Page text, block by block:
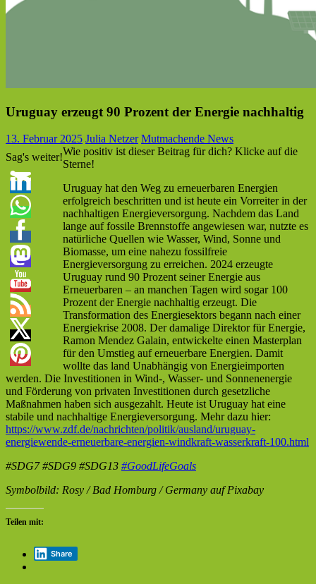
Uruguay erzeugt 90 Prozent der Energie nachhaltig
13. Februar 2025 Julia Netzer Mutmachende News
Sag's weiter!Wie positiv ist dieser Beitrag für dich? Klicke auf die
Sterne!
Uruguay hat den Weg zu erneuerbaren Energien
erfolgreich beschritten und ist heute ein Vorreiter in der
nachhaltigen Energieversorgung. Nachdem das Land
lange auf fossile Brennstoffe angewiesen war, nutzte es
natürliche Quellen wie Wasser, Wind, Sonne und
Biomasse, um eine nahezu fossilfreie
Energieversorgung zu erreichen. 2024 erzeugte
Uruguay rund 90 Prozent seiner Energie aus
Erneuerbaren – an manchen Tagen wird sogar 100
Prozent der Energie nachhaltig erzeugt. Die
Transformation des Energiesektors begann nach einer
Energiekrise 2008. Der damalige Direktor für Energie,
Ramon Mendez Galain, entwickelte einen Masterplan
für den Umstieg auf erneuerbare Energien. Damit
wollte das land Unabhängig von Energieimporten
werden. Die Investitionen in Wind-, Wasser- und Sonnenenergie
und Förderung von privaten Investitionen durch gesetzliche
Maßnahmen haben sich ausgezahlt. Heute ist Uruguay hat eine
stabile und nachhaltige Energieversorgung. Mehr dazu hier:
https://www.zdf.de/nachrichten/politik/ausland/uruguay-
energiewende-erneuerbare-energien-windkraft-wasserkraft-100.html
#SDG7 #SDG9 #SDG13 #GoodLifeGoals
Symbolbild: Rosy / Bad Homburg / Germany auf Pixabay
Teilen mit:
Share